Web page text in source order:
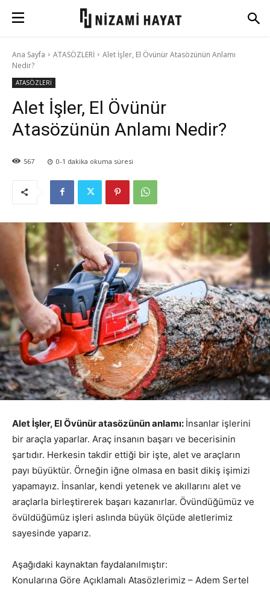
Ana Sayfa ATASÖZLERİ
Alet İşler, El Övünür Atasözünün Anlamı
Nedir?
ATASÖZLERİ
Alet İşler, El Övünür
Atasözünün Anlamı Nedir?
567 0-1 dakika okuma süresi
Alet İşler, El Övünür atasözünün anlamı: İnsanlar işlerini
bir araçla yaparlar. Araç insanın başarı ve becerisinin
şartıdır. Herkesin takdir ettiği bir işte, alet ve araçların
payı büyüktür. Örneğin iğne olmasa en basit dikiş işimizi
yapamayız. İnsanlar, kendi yetenek ve akıllarını alet ve
araçlarla birleştirerek başarı kazanırlar. Övündüğümüz ve
övüldüğümüz işleri aslında büyük ölçüde aletlerimiz
sayesinde yaparız.
Aşağıdaki kaynaktan faydalanılmıştır:
Konularına Göre Açıklamalı Atasözlerimiz – Adem Sertel